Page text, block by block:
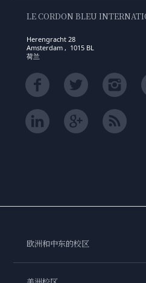
LE CORDON BLEU
Herengracht 28
Amsterdam , 1015 BL
荷兰
欧洲和中东的校区